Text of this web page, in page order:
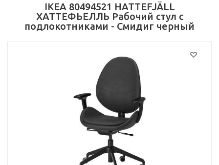
IKEA 80494521 HATTEFJÄLL
ХАТТЕФЬЕЛЛЬ Рабочий стул с
подлокотниками - Смидиг черный